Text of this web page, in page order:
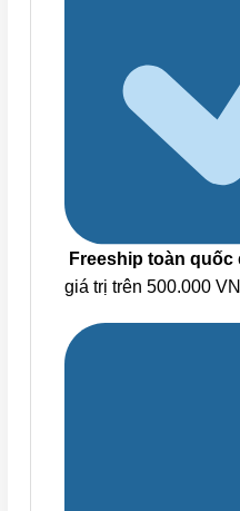
Freeship toàn quốc
giá trị trên 500.000